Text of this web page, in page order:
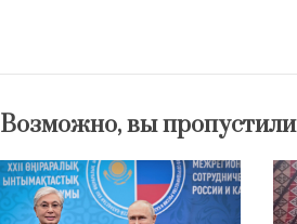
Возможно, вы пропустили